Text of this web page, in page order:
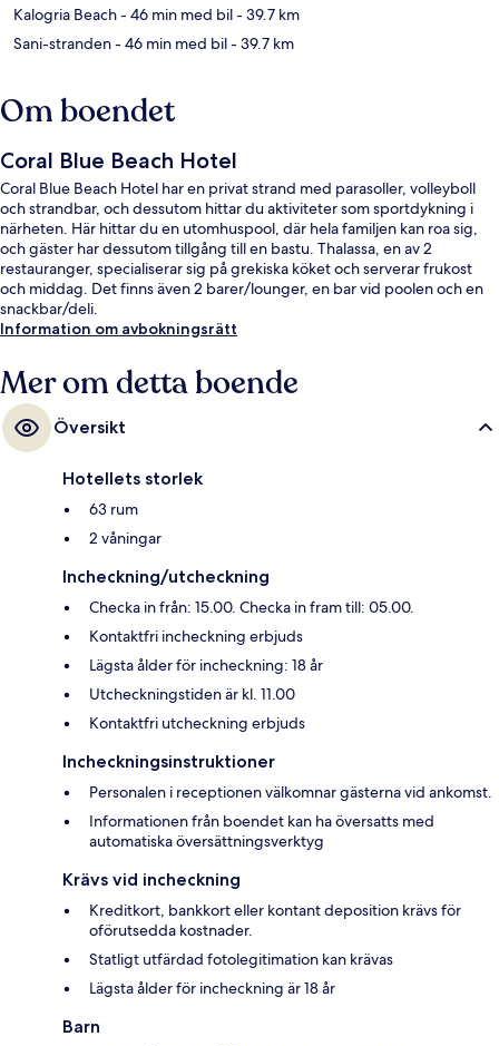
Kalogria Beach- 46 min med bil- 39.7 km
Sani-stranden- 46 min med bil- 39.7 km
Om boendet
Coral Blue Beach Hotel
Coral Blue Beach Hotel har en privat strand med parasoller, volleyboll
och strandbar, och dessutom hittar du aktiviteter som sportdykning i
närheten. Här hittar du en utomhuspool, där hela familjen kan roa sig,
och gäster har dessutom tillgång till en bastu. Thalassa, en av 2
restauranger, specialiserar sig på grekiska köket och serverar frukost
och middag. Det finns även 2 barer/lounger, en bar vid poolen och en
snackbar/deli.
Information om avbokningsrätt
Mer om detta boende
Översikt
Hotellets storlek
63 rum
2 våningar
Incheckning/utcheckning
Checka in från: 15.00. Checka in fram till: 05.00.
Kontaktfri incheckning erbjuds
Lägsta ålder för incheckning: 18 år
Utcheckningstiden är kl. 11.00
Kontaktfri utcheckning erbjuds
Incheckningsinstruktioner
Personalen i receptionen välkomnar gästerna vid ankomst.
Informationen från boendet kan ha översatts med
automatiska översättningsverktyg
Krävs vid incheckning
Kreditkort, bankkort eller kontant deposition krävs för
oförutsedda kostnader.
Statligt utfärdad fotolegitimation kan krävas
Lägsta ålder för incheckning är 18 år
Barn